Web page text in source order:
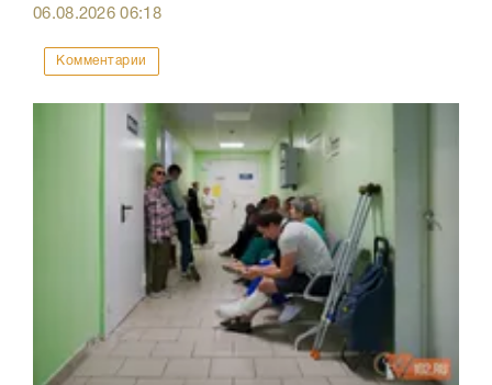
06.08.202606:18
Комментарии